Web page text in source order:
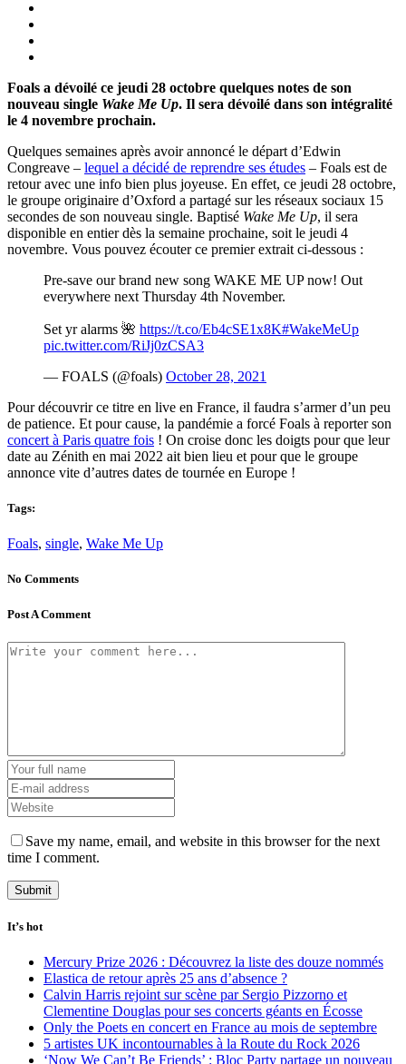
Foals a dévoilé ce jeudi 28 octobre quelques notes de son
nouveau single Wake Me Up. Il sera dévoilé dans son intégralité
le 4 novembre prochain.
Quelques semaines après avoir annoncé le départ d’Edwin
Congreave – lequel a décidé de reprendre ses études – Foals est de
retour avec une info bien plus joyeuse. En effet, ce jeudi 28 octobre,
le groupe originaire d’Oxford a partagé sur les réseaux sociaux 15
secondes de son nouveau single. Baptisé Wake Me Up, il sera
disponible en entier dès la semaine prochaine, soit le jeudi 4
novembre. Vous pouvez écouter ce premier extrait ci-dessous :
Pre-save our brand new song WAKE ME UP now! Out
everywhere next Thursday 4th November.
Set yr alarms 🌺 https://t.co/Eb4cSE1x8K#WakeMeUp
pic.twitter.com/RiJj0zCSA3
— FOALS (@foals) October 28, 2021
Pour découvrir ce titre en live en France, il faudra s’armer d’un peu
de patience. Et pour cause, la pandémie a forcé Foals à reporter son
concert à Paris quatre fois ! On croise donc les doigts pour que leur
date au Zénith en mai 2022 ait bien lieu et pour que le groupe
annonce vite d’autres dates de tournée en Europe !
Tags:
Foals, single, Wake Me Up
No Comments
Post A Comment
Save my name, email, and website in this browser for the next
time I comment.
It’s hot
Mercury Prize 2026 : Découvrez la liste des douze nommés
Elastica de retour après 25 ans d’absence ?
Calvin Harris rejoint sur scène par Sergio Pizzorno et
Clementine Douglas pour ses concerts géants en Écosse
Only the Poets en concert en France au mois de septembre
5 artistes UK incontournables à la Route du Rock 2026
‘Now We Can’t Be Friends’ : Bloc Party partage un nouveau